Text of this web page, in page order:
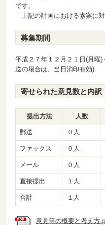
です。
上記の計画における素案に対
募集期間
平成２７年１２月２１日(月曜
送の場合は、当日消印有効)
寄せられた意見数と内訳
提出方法 人数
郵送 ０人
ファックス ０人
メール ０人
直接提出 １人
合計 １人
意見等の概要と考え方